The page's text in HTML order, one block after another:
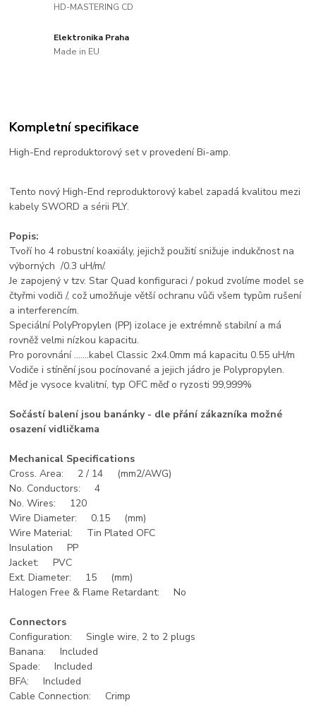
HD-MASTERING CD
Elektronika Praha
Made in EU
Kompletní specifikace
High-End reproduktorový set v provedení Bi-amp.
Tento nový High-End reproduktorový kabel zapadá kvalitou mezi
kabely SWORD a sérii PLY.
Popis:
Tvoří ho 4 robustní koaxiály, jejichž použití snižuje indukčnost na
výborných /0.3 uH/m/.
Je zapojený v tzv. Star Quad konfiguraci / pokud zvolíme model se
čtyřmi vodiči /, což umožňuje větší ochranu vůči všem typům rušení
a interferencím.
Speciální PolyPropylen (PP) izolace je extrémně stabilní a má
rovněž velmi nízkou kapacitu.
Pro porovnání …….kabel Classic 2x4.0mm má kapacitu 0.55 uH/m
Vodiče i stínění jsou pocínované a jejich jádro je Polypropylen.
Měď je vysoce kvalitní, typ OFC měď o ryzosti 99,999%
Sočástí balení jsou banánky - dle přání zákazníka možné
osazení vidličkama
Mechanical Specifications
Cross. Area: 2 / 14 (mm2/AWG)
No. Conductors: 4
No. Wires: 120
Wire Diameter: 0.15 (mm)
Wire Material: Tin Plated OFC
Insulation PP
Jacket: PVC
Ext. Diameter: 15 (mm)
Halogen Free & Flame Retardant: No
Connectors
Configuration: Single wire, 2 to 2 plugs
Banana: Included
Spade: Included
BFA: Included
Cable Connection: Crimp